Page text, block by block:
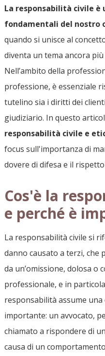
La responsabilità civile è
fondamentali del nostro
quando si unisce al
diventa un tema ancora
Nell’ambito della
professione, è essenziale
tutelino sia i diritti dei
giudiziario. In questo
responsabilità civile e
focus sull'importanza di
dovere di difesa e il
Cos'è la
e perché è
La responsabilità civile si
danno causato a terzi, che
da un’omissione, dolosa o
professionale, e in
responsabilità assume
importante: un avvocato,
chiamato a rispondere di
causa di un